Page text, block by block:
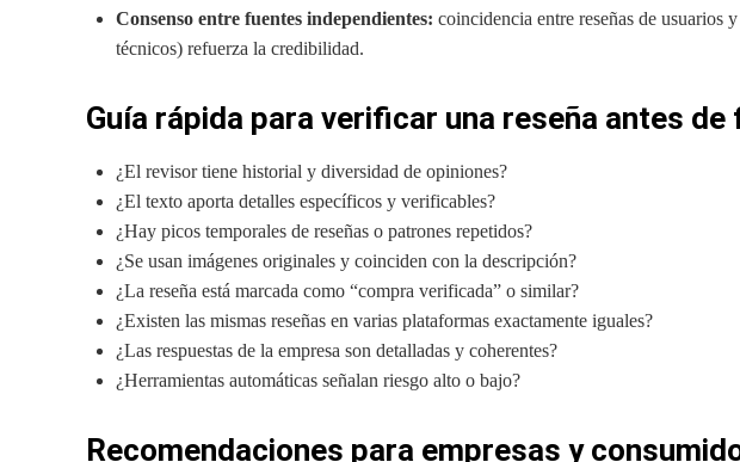
Consenso entre fuentes independientes: coincidencia entre reseñas de usuarios
técnicos) refuerza la credibilidad.
Guía rápida para verificar una reseña antes de
¿El revisor tiene historial y diversidad de opiniones?
¿El texto aporta detalles específicos y verificables?
¿Hay picos temporales de reseñas o patrones repetidos?
¿Se usan imágenes originales y coinciden con la descripción?
¿La reseña está marcada como “compra verificada” o similar?
¿Existen las mismas reseñas en varias plataformas exactamente iguales?
¿Las respuestas de la empresa son detalladas y coherentes?
¿Herramientas automáticas señalan riesgo alto o bajo?
Recomendaciones para empresas y